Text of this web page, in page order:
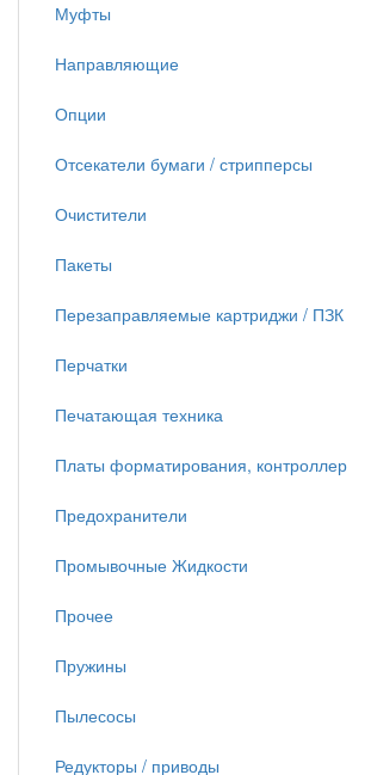
Муфты
Направляющие
Опции
Отсекатели бумаги / стрипперсы
Очистители
Пакеты
Перезаправляемые картриджи / ПЗК
Перчатки
Печатающая техника
Платы форматирования, контроллер
Предохранители
Промывочные Жидкости
Прочее
Пружины
Пылесосы
Редукторы / приводы